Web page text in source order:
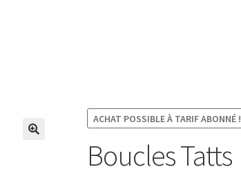
ACHAT POSSIBLE À TARIF ABONNÉ !
Boucles Tatts